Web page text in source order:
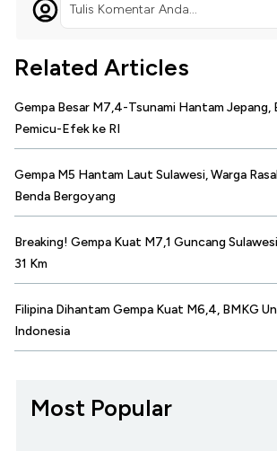
Tulis Komentar Anda...
Related Articles
Gempa Besar M7,4-Tsunami Hantam Jepang,
Pemicu-Efek ke RI
Gempa M5 Hantam Laut Sulawesi, Warga
Benda Bergoyang
Breaking! Gempa Kuat M7,1 Guncang
31 Km
Filipina Dihantam Gempa Kuat M6,4, BMKG
Indonesia
Most Popular